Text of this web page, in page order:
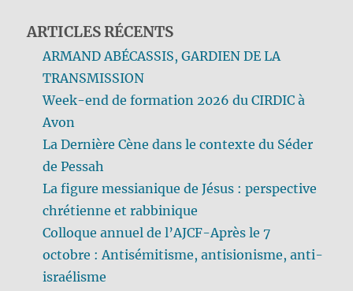
ARTICLES RÉCENTS
ARMAND ABÉCASSIS, GARDIEN DE LA
TRANSMISSION
Week-end de formation 2026 du CIRDIC à
Avon
La Dernière Cène dans le contexte du Séder
de Pessah
La figure messianique de Jésus : perspective
chrétienne et rabbinique
Colloque annuel de l’AJCF-Après le 7
octobre : Antisémitisme, antisionisme, anti-
israélisme